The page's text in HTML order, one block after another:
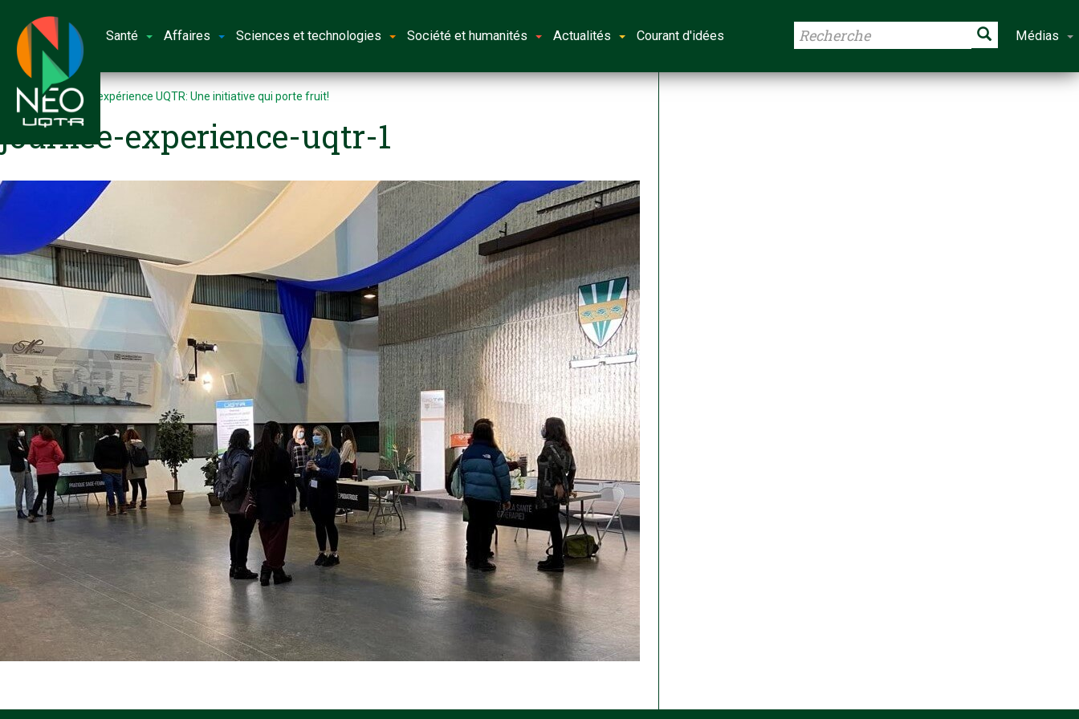
Santé Affaires Sciences et technologies Société et humanités Actualités Courant d'idées Médias
Accueil Journée expérience UQTR: Une initiative qui porte fruit!
journee-experience-uqtr-1